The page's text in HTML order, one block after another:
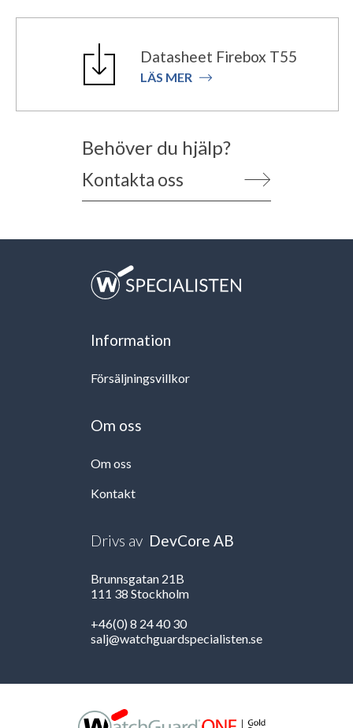
Datasheet Firebox T55
LÄS MER
Behöver du hjälp?
Kontakta oss
Information
Försäljningsvillkor
Om oss
Om oss
Kontakt
Drivs av DevCore AB
Brunnsgatan 21B
111 38 Stockholm
+46(0) 8 24 40 30
salj@watchguardspecialisten.se